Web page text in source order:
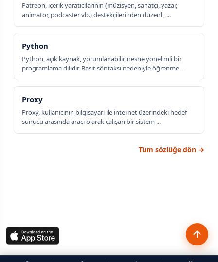
Patreon, içerik yaratıcılarının (müzisyen, sanatçı, yazar,
animator, podcaster vb.) destekçilerinden düzenli, ...
Python
Python, açık kaynak, yorumlanabilir, nesne yönelimli bir
programlama dilidir. Basit söntaksı nedeniyle öğrenme...
Proxy
Proxy, kullanıcının bilgisayarı ile internet üzerindeki hedef
sunucu arasında aracı olarak çalışan bir sistem ...
Tüm sözlüğe dön →